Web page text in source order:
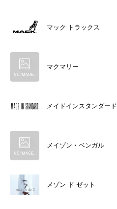
マック トラックス
マクマリー
メイドインスタンダード
メイゾン・ベンガル
メゾン ド ゼット